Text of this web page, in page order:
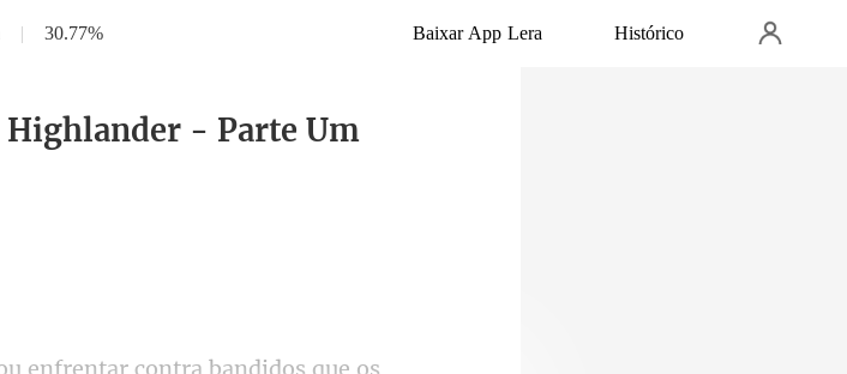
| 30.77% Baixar App Lera Histórico
Highlander - Parte Um